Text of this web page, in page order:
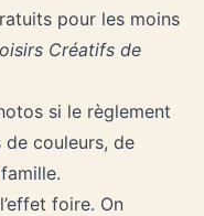
pour les moins
Créatifs de
si le règlement
couleurs, de
foire. On